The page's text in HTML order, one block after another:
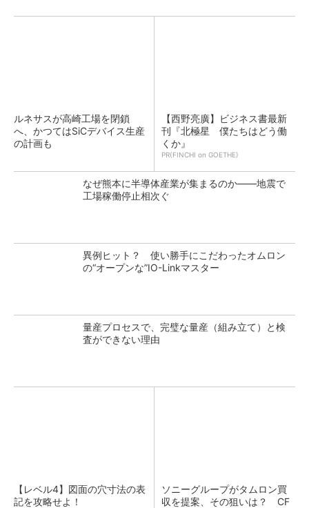
ルネサスが高崎工場を閉鎖
へ、かつてはSiCデバイス生産
の計画も
【西野亮廣】ビジネス書最新
刊『北極星 僕たちはどう働
くか』
PR(FINCHI on GOETHE)
なぜ熊本に半導体産業が集まるのか――地震で
工場稼働停止相次ぐ
異例ヒット？ 使い勝手にこだわったオムロン
の“オープンな”IO-Linkマスター
量産プロセスで、完璧な量産（組み立て）と検
査ができない理由
【レベル4】図面の穴寸法の表
記を攻略せよ！
ソニーグループがタムロン買
収を提案、その狙いは？ CF